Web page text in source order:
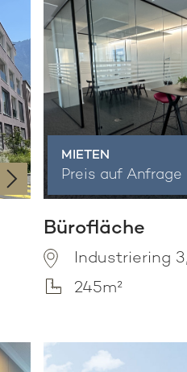
›
MIETEN
Preis auf Anfrage
Bürofläche
Industriering
245m²